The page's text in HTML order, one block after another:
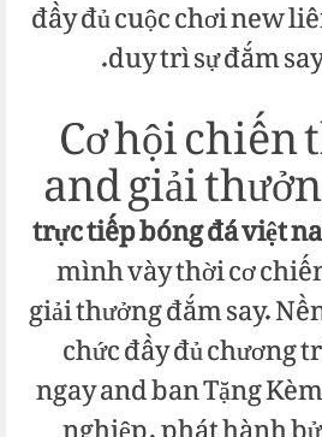
đầy đủ cuộc chơi new
duy trì sự đắm
Cơ hội
and giải
trực tiếp bóng đá việt
mình vày thời cơ
giải thưởng đắm say.
chức đầy đủ
ngay and ban Tặng